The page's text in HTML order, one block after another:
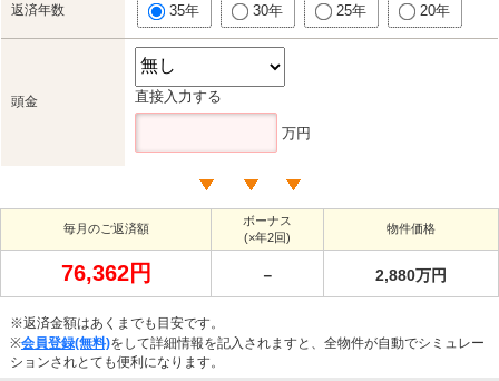
返済年数 35年 30年 25年 20年
頭金 直接入力する
万円
毎月のご返済額
ボーナス
(×年2回)
物件価格
76,362円 － 2,880万円
※返済金額はあくまでも目安です。
※会員登録(無料)をして詳細情報を記入されますと、全物件が自動でシミュレー
ションされとても便利になります。